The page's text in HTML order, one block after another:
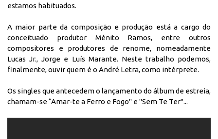
estamos habituados.
A maior parte da composição e produção está a cargo do
conceituado produtor Ménito Ramos, entre outros
compositores e produtores de renome, nomeadamente
Lucas Jr., Jorge e Luís Marante. Neste trabalho podemos,
finalmente, ouvir quem é o André Letra, como intérprete.
Os singles que antecedem o lançamento do álbum de estreia,
chamam-se “Amar-te a Ferro e Fogo" e "Sem Te Ter"...